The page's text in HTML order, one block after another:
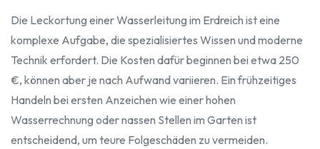
Die Leckortung einer Wasserleitung im Erdreich ist eine
komplexe Aufgabe, die spezialisiertes Wissen und moderne
Technik erfordert. Die Kosten dafür beginnen bei etwa 250
€, können aber je nach Aufwand variieren. Ein frühzeitiges
Handeln bei ersten Anzeichen wie einer hohen
Wasserrechnung oder nassen Stellen im Garten ist
entscheidend, um teure Folgeschäden zu vermeiden.